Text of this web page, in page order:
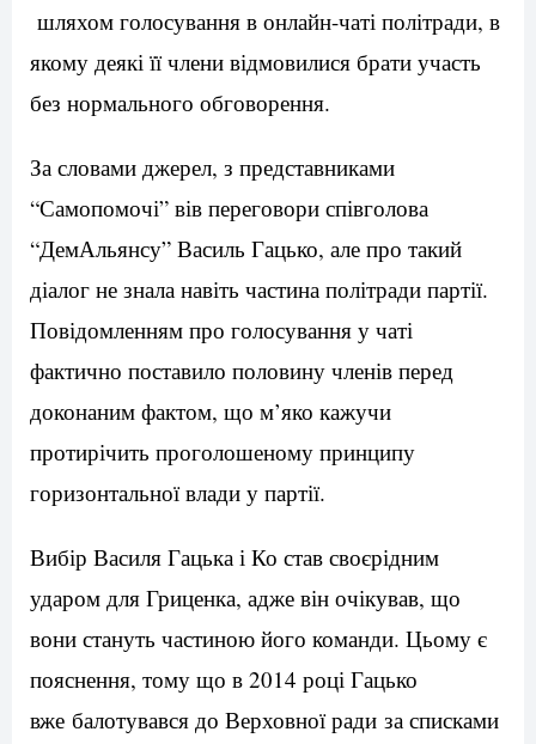
шляхом голосування в онлайн-чаті політради, в
якому деякі її члени відмовилися брати участь
без нормального обговорення.
За словами джерел, з представниками
“Самопомочі” вів переговори співголова
“ДемАльянсу” Василь Гацько, але про такий
діалог не знала навіть частина політради партії.
Повідомленням про голосування у чаті
фактично поставило половину членів перед
доконаним фактом, що м’яко кажучи
протирічить проголошеному принципу
горизонтальної влади у партії.
Вибір Василя Гацька і Ко став своєрідним
ударом для Гриценка, адже він очікував, що
вони стануть частиною його команди. Цьому є
пояснення, тому що в 2014 році Гацько
вже балотувався до Верховної ради за списками